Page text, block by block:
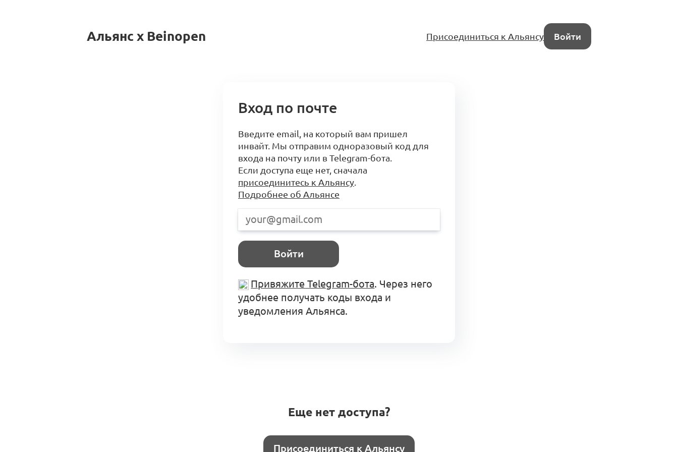
Альянс x Beinopen Присоединиться к Альянсу Войти
Вход по почте
Введите email, на который вам пришел
инвайт. Мы отправим одноразовый код для
входа на почту или в Telegram-бота.
Если доступа еще нет, сначала
присоединитесь к Альянсу.
Подробнее об Альянсе
Войти
Привяжите Telegram-бота. Через него
удобнее получать коды входа и
уведомления Альянса.
Еще нет доступа?
Присоединиться к Альянсу